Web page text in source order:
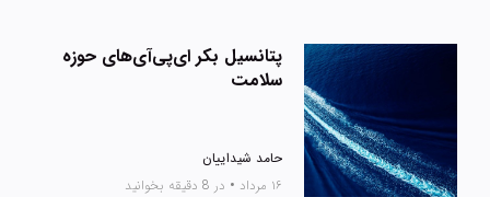
پتانسیل بکر ای‌پی‌آی‌های حوزه
سلامت
حامد شیداییان
۱۶ مرداد
• در 8 دقیقه بخوانید